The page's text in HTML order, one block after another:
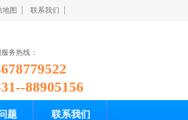
地图 联系我们
务热线：
88905156
题 联系我们